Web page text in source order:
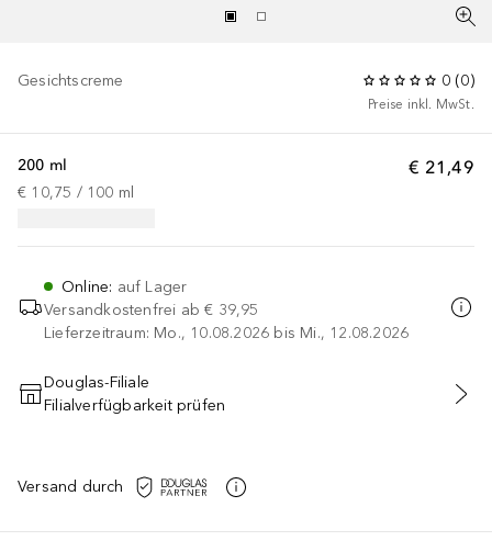
Gesichtscreme 0 (0)
Preise inkl. MwSt.
€ 21,49
200 ml
€ 10,75 / 100 ml
Online: auf Lager
Versandkostenfrei ab € 39,95
Lieferzeitraum: Mo., 10.08.2026 bis Mi., 12.08.2026
IN DEN WARENKORB
Douglas-Filiale
Filialverfügbarkeit prüfen
Versand durch